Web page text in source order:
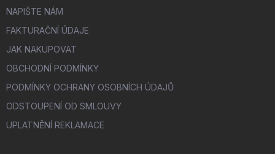
NAPIŠTE NÁM
FAKTURAČNÍ ÚDAJE
JAK NAKUPOVAT
OBCHODNÍ PODMÍNKY
PODMÍNKY OCHRANY OSOBNÍCH ÚDAJŮ
ODSTOUPENÍ OD SMLOUVY
UPLATNĚNÍ REKLAMACE